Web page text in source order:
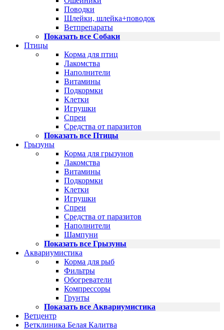
Поводки
Шлейки, шлейка+поводок
Ветпрепараты
Показать все Собаки
Птицы
Корма для птиц
Лакомства
Наполнители
Витамины
Подкормки
Клетки
Игрушки
Спреи
Средства от паразитов
Показать все Птицы
Грызуны
Корма для грызунов
Лакомства
Витамины
Подкормки
Клетки
Игрушки
Спреи
Средства от паразитов
Наполнители
Шампуни
Показать все Грызуны
Аквариумистика
Корма для рыб
Фильтры
Обогреватели
Компрессоры
Грунты
Показать все Аквариумистика
Ветцентр
Ветклиника Белая Калитва